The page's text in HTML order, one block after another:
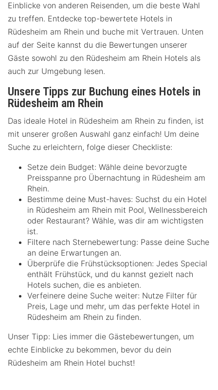
Einblicke von anderen Reisenden, um die beste Wahl
zu treffen. Entdecke top-bewertete Hotels in
Rüdesheim am Rhein und buche mit Vertrauen. Unten
auf der Seite kannst du die Bewertungen unserer
Gäste sowohl zu den Rüdesheim am Rhein Hotels als
auch zur Umgebung lesen.
Unsere Tipps zur Buchung eines Hotels in
Rüdesheim am Rhein
Das ideale Hotel in Rüdesheim am Rhein zu finden, ist
mit unserer großen Auswahl ganz einfach! Um deine
Suche zu erleichtern, folge dieser Checkliste:
Setze dein Budget: Wähle deine bevorzugte
Preisspanne pro Übernachtung in Rüdesheim am
Rhein.
Bestimme deine Must-haves: Suchst du ein Hotel
in Rüdesheim am Rhein mit Pool, Wellnessbereich
oder Restaurant? Wähle, was dir am wichtigsten
ist.
Filtere nach Sternebewertung: Passe deine Suche
an deine Erwartungen an.
Überprüfe die Frühstücksoptionen: Jedes Special
enthält Frühstück, und du kannst gezielt nach
Hotels suchen, die es anbieten.
Verfeinere deine Suche weiter: Nutze Filter für
Preis, Lage und mehr, um das perfekte Hotel in
Rüdesheim am Rhein zu finden.
Unser Tipp: Lies immer die Gästebewertungen, um
echte Einblicke zu bekommen, bevor du dein
Rüdesheim am Rhein Hotel buchst!